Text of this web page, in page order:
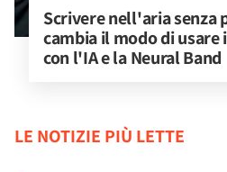
Scrivere nell'aria senza
cambia il modo di usare
con l'IA e la Neural Band
LE NOTIZIE PIÙ LETTE